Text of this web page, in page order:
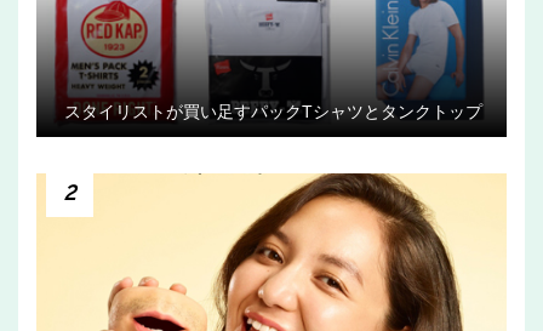
スタイリストが買い足すパックTシャツとタンクトップ
2